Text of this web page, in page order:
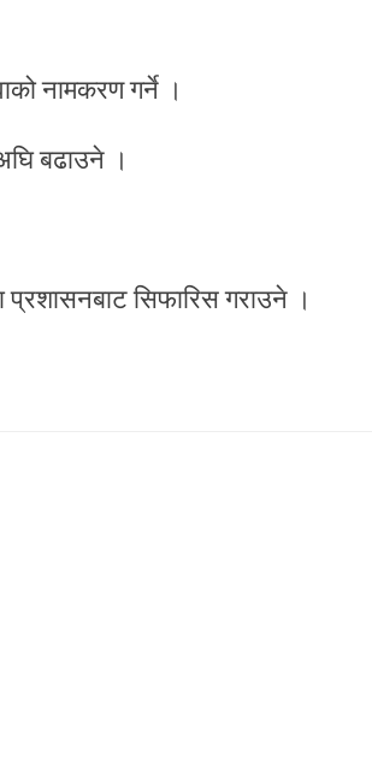
नामकरण गर्ने ।
बढाउने ।
प्रशासनबाट सिफारिस गराउने ।